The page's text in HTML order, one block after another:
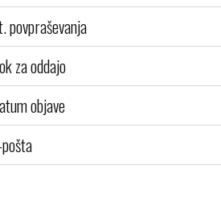
povpraševanja
za oddajo
objave